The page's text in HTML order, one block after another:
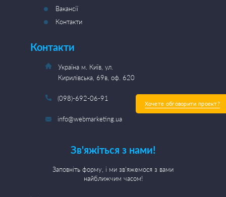
Хочете обговорити проект?
Вакансії
Контакти
Контакти
Україна м. Київ, ул.
Кирилівська, 69в, оф. 620
(098)-692-06-91
info@webmarketing.ua
Зв'яжіться з нами!
Заповніть форму, і ми зв'яжемося з вами
найближчим часом!